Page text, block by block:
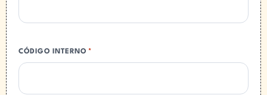
CÓDIGO INTERNO *